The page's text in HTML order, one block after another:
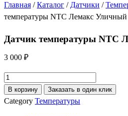
Главная /Каталог / Датчики /
температуры NTC Лемакс Уличный
Датчик температуры NTC
3 000 ₽
Количество
товара
Датчик
В корзину Заказать в один клик
Category Температуры